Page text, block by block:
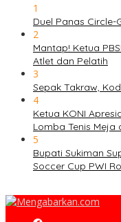
1
Duel Panas
2
Mantap! Ketua
Atlet dan Pelatih
3
Sepak Takraw,
4
Ketua KONI
Lomba Tenis Meja
5
Bupati Sukiman
Soccer Cup PWI